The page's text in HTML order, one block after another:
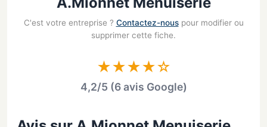
C'est votre entreprise ? Contactez-nouspour modifier ou
supprimer cette fiche.
★★★★☆
4,2/5 (6 avis Google)